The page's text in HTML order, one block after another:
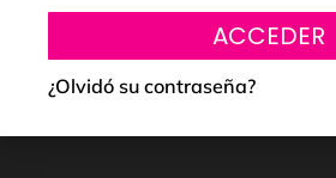
ACCEDER
¿Olvidó su contraseña?